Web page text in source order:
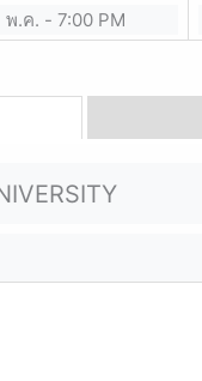
พ.ค. - 7:00 PM